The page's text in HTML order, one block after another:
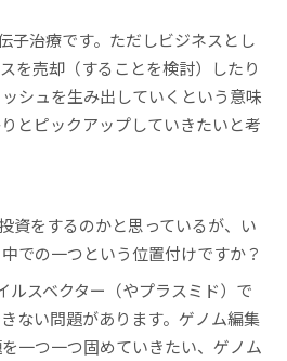
子治療です。ただしビジネスとし
を売却（することを検討）したり
シュを生み出していくという意味
とピックアップしていきたいと考
資をするのかと思っているが、い
での一つという位置付けですか？
ルスベクター（やプラスミド）で
ない問題があります。ゲノム編集
一つ一つ固めていきたい、ゲノム